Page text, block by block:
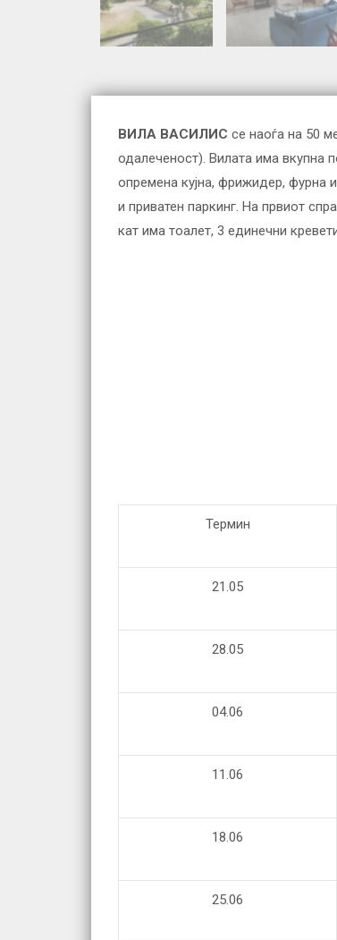
ВИЛА ВАСИЛИС се наоѓа на 50
одалеченост). Вилата има вкупна
опремена кујна, фрижидер, фурна
и приватен паркинг. На првиот
кат има тоалет, 3 единечни
Термин
21.05
28.05
04.06
11.06
18.06
25.06